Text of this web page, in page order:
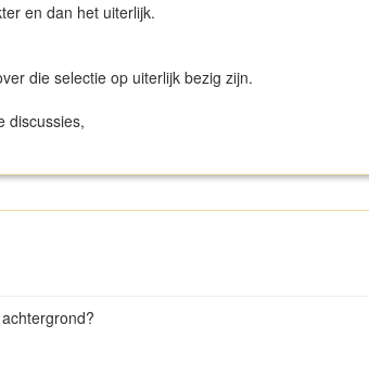
en dan het uiterlijk.
die selectie op uiterlijk bezig zijn.
discussies,